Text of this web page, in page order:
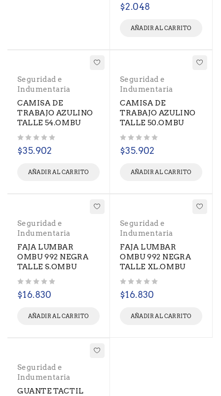
$2.048
AÑADIR AL CARRITO
Seguridad e
Indumentaria
CAMISA DE
TRABAJO AZULINO
TALLE 54.OMBU
$35.902
AÑADIR AL CARRITO
Seguridad e
Indumentaria
CAMISA DE
TRABAJO AZULINO
TALLE 50.OMBU
$35.902
AÑADIR AL CARRITO
Seguridad e
Indumentaria
FAJA LUMBAR
OMBU 992 NEGRA
TALLE S.OMBU
$16.830
AÑADIR AL CARRITO
Seguridad e
Indumentaria
FAJA LUMBAR
OMBU 992 NEGRA
TALLE XL.OMBU
$16.830
AÑADIR AL CARRITO
Seguridad e
Indumentaria
GUANTE TACTIL